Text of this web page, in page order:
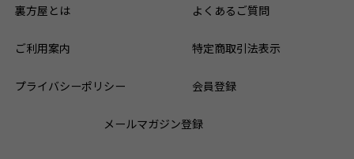
裏方屋とは よくあるご質問
ご利用案内 特定商取引法表示
プライバシーポリシー 会員登録
メールマガジン登録